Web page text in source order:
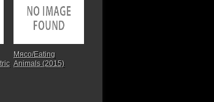
Мясо/Eating
Animals (2015)